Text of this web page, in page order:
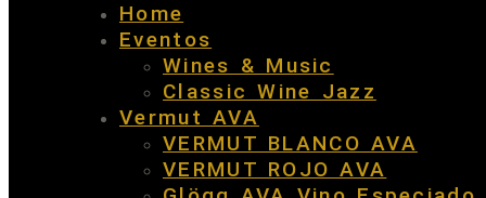
Home
Eventos
Wines & Music
Classic Wine Jazz
Vermut AVA
VERMUT BLANCO AVA
VERMUT ROJO AVA